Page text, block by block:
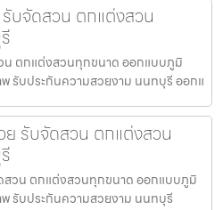
บจัดสวน ตกแต่งสวน
น ตกแต่งสวนทุกขนาด ออกแบบภูมิ
รับประกันความสวยงาม นนทบุรี ออกแ
รับจัดสวน ตกแต่งสวน
สวน ตกแต่งสวนทุกขนาด ออกแบบภูมิ
รับประกันความสวยงาม นนทบุรี